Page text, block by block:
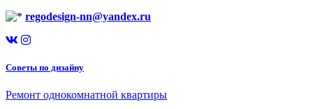
regodesign-nn@yandex.ru
Советы по дизайну
Ремонт однокомнатной квартиры